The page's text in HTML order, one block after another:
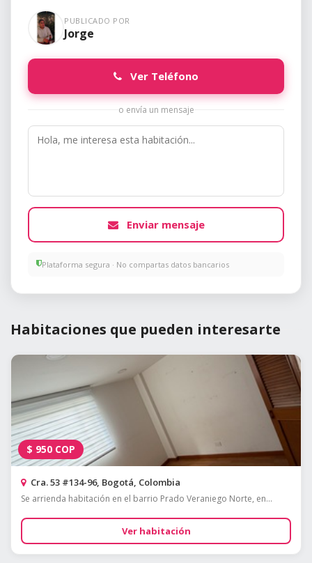
PUBLICADO POR
Jorge
Ver Teléfono
o envía un mensaje
Enviar mensaje
Plataforma segura · No compartas datos bancarios
Habitaciones que pueden interesarte
$ 950 COP
Cra. 53 #134-96, Bogotá, Colombia
Se arrienda habitación en el barrio Prado Veraniego Norte, en...
Ver habitación